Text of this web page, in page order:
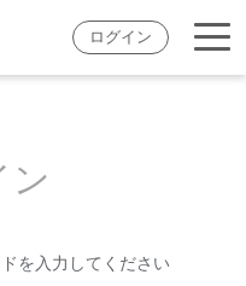
ログイン
ン
を入力してください